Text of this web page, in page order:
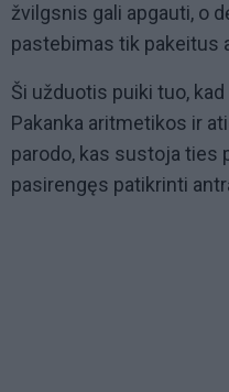
žvilgsnis gali apgauti, o
pastebimas tik pakeitus
Ši užduotis puiki tuo,
Pakanka aritmetikos ir
parodo, kas sustoja ties
pasirengęs patikrinti